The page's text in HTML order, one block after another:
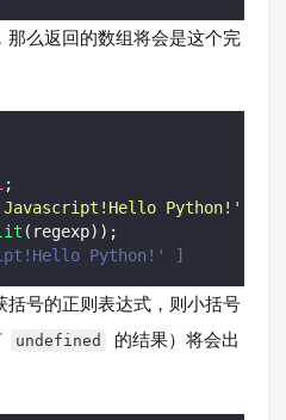
么返回的数组将会是这个完
;
Python! '
(regexp));
Python!' ]
号的正则表达式，则小括号
undefined
的结果）将会出